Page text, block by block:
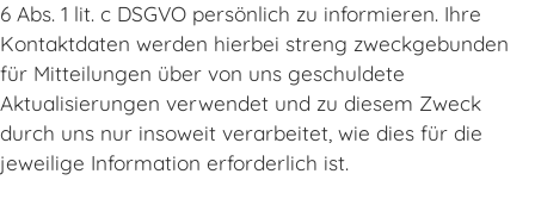
6 Abs. 1 lit. c DSGVO persönlich zu informieren. Ihre
Kontaktdaten werden hierbei streng zweckgebunden
für Mitteilungen über von uns geschuldete
Aktualisierungen verwendet und zu diesem Zweck
durch uns nur insoweit verarbeitet, wie dies für die
jeweilige Information erforderlich ist.